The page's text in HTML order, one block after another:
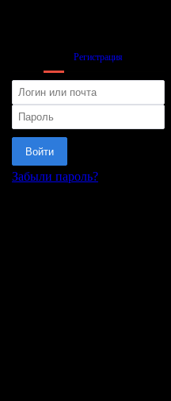
Регистрация
Войти
Забыли пароль?